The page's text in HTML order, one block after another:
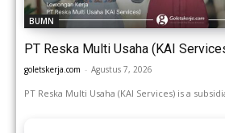
BUMN
PT Reska Multi Usaha (KAI
goletskerja.com - Agustus 7, 2026
PT Reska Multi Usaha (KAI Services) is a